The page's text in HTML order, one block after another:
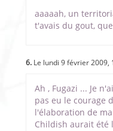
aaaaah, un
t'avais du gout,
6.Le lundi 9 février 2009,
Ah , Fugazi ... Je
pas eu le courage
l'élaboration de
Childish aurait été